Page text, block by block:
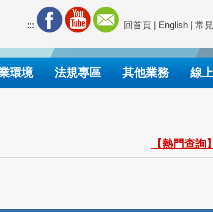
::: 回首頁 | English | 常
環境 法規專區 其他業務 線
【熱門查